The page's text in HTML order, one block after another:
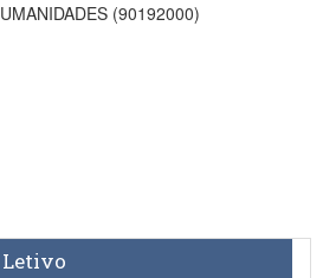
Inovações e Comunicações
(90192000)
Letivo